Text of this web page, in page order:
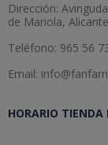
Dirección:
de Mariola, Alicante
Teléfono: 965 56
Email:
HORARIO TIENDA